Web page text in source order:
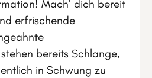
Mach’ dich bereit
erfrischende
bereits Schlange,
in Schwung zu